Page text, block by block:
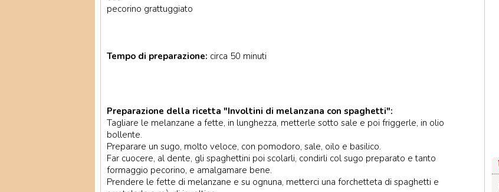
pecorino grattuggiato
Tempo di preparazione: circa 50 minuti
Preparazione della ricetta "Involtini di melanzana con spaghetti":
Tagliare le melanzane a fette, in lunghezza, metterle sotto sale e poi friggerle, in olio
bollente.
Preparare un sugo, molto veloce, con pomodoro, sale, oilo e basilico.
Far cuocere, al dente, gli spaghettini poi scolarli, condirli col sugo preparato e tanto
formaggio pecorino, e amalgamare bene.
Prendere le fette di melanzane e su ognuna, metterci una forchetteta di spaghetti e